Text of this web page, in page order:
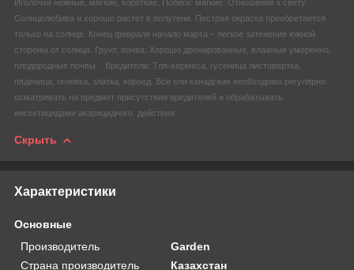
Иголочки нежные, мягкие, короткие. Побеги: мягкие. Отношение к свету:
Солнцелюбива и хорошо растет в полутени. Пестрая окраска преобретается
только на солнце. Конец февраля начало марта – лёгкое затенение южной
стороны от солнца. Грунт, почва: Хорошо дренированные, влажные умеренно,
плодородные почвы. Вредители: Тля-хермеса, гусеница листовертка,
пяденица, огневка, златка, короед. Все ели канадские необходимо регулярно
осматривать на предмет присутствия вредителей и обрабатывать
инсектицидами акарицидного действия.
Скрыть
Характеристики
Основные
Производитель
Garden
Страна производитель
Казахстан